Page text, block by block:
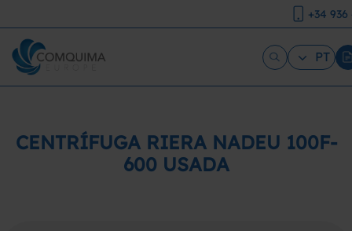
+34
PT
CENTRÍFUGA RIERA NADEU 100F-
600 USADA